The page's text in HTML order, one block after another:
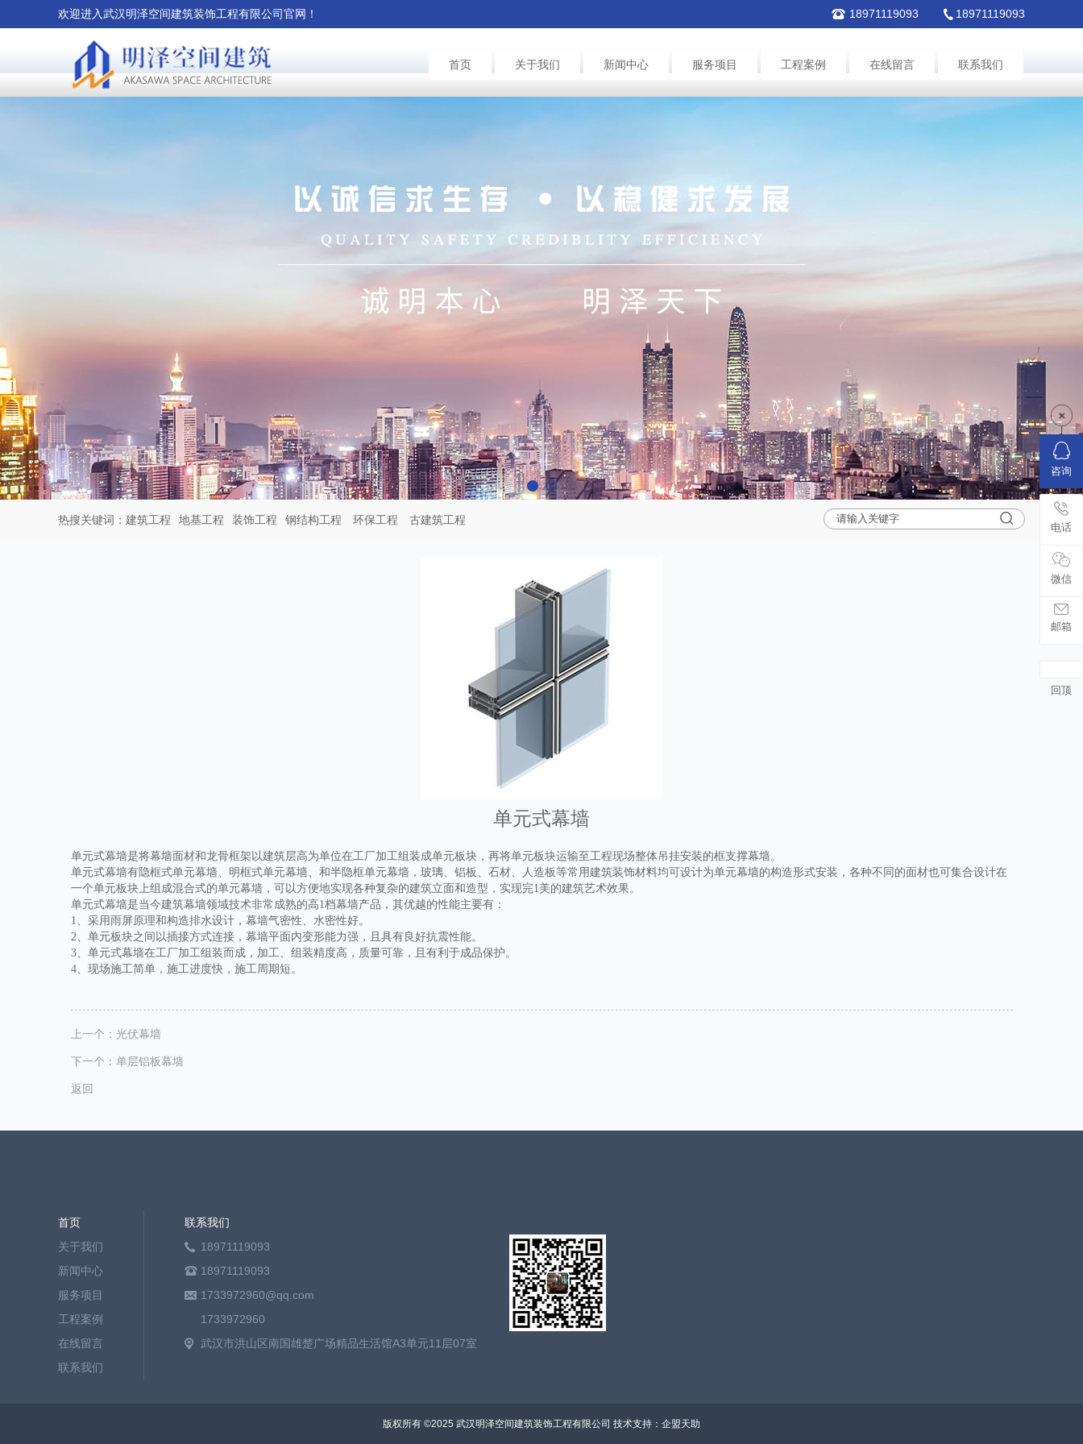
欢迎进入武汉明泽空间建筑装饰工程有限公司官网！ 18971119093
18971119093
首页 关于我们 新闻中心 服务项目 工程案例 在线留言 联系我们
热搜关键词： 建筑工程 地基工程 装饰工程 钢结构工程 环保工程 古建筑工程
单元式幕墙
单元式幕墙是将幕墙面材和龙骨框架以建筑层高为单位在工厂加工组装成单元板块，再将单元板块运输至工程现场整体吊挂安装的框支撑幕墙。
单元式幕墙有隐框式单元幕墙、明框式单元幕墙、和半隐框单元幕墙，玻璃、铝板、石材、人造板等常用建筑装饰材料均可设计为单元幕墙的构造形式安装，各种不同的面材也可集合设计在
一个单元板块上组成混合式的单元幕墙，可以方便地实现各种复杂的建筑立面和造型，实现完1美的建筑艺术效果。
单元式幕墙是当今建筑幕墙领域技术非常成熟的高1档幕墙产品，其优越的性能主要有：
1、采用雨屏原理和构造排水设计，幕墙气密性、水密性好。
2、单元板块之间以插接方式连接，幕墙平面内变形能力强，且具有良好抗震性能。
3、单元式幕墙在工厂加工组装而成，加工、组装精度高，质量可靠，且有利于成品保护。
4、现场施工简单，施工进度快，施工周期短。
上一个： 光伏幕墙
下一个： 单层铝板幕墙
返回
首页
关于我们
新闻中心
服务项目
工程案例
在线留言
联系我们
联系我们
18971119093
18971119093
1733972960@qq.com
1733972960
武汉市洪山区南国雄楚广场精品生活馆A3单元11层07室
版权所有 ©2025 武汉明泽空间建筑装饰工程有限公司 技术支持： 企盟天助
咨询
电话
微信
邮箱
回顶